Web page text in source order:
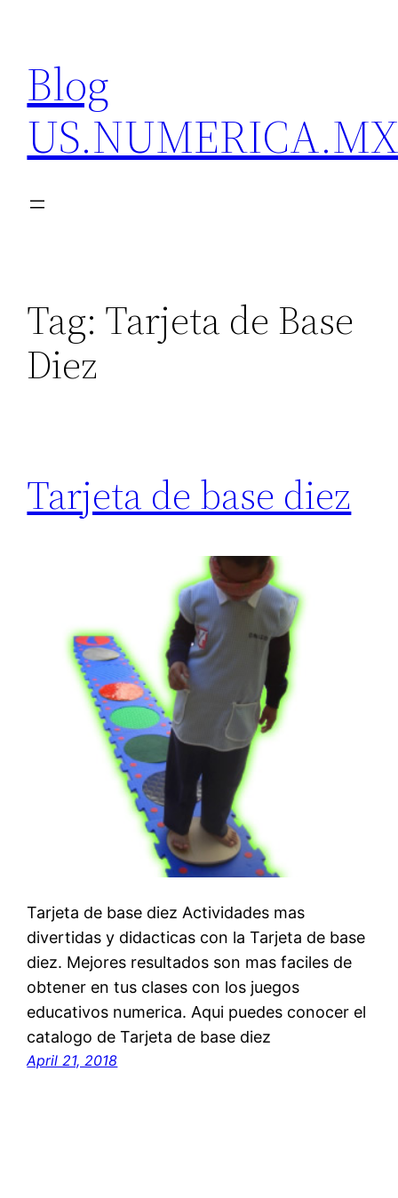
content
Blog
Tag: Tarjeta de Base
Diez
Tarjeta de base diez
Tarjeta de base diez Actividades mas
divertidas y didacticas con la Tarjeta de base
diez. Mejores resultados son mas faciles de
obtener en tus clases con los juegos
educativos numerica. Aqui puedes conocer el
catalogo de Tarjeta de base diez
April 21, 2018